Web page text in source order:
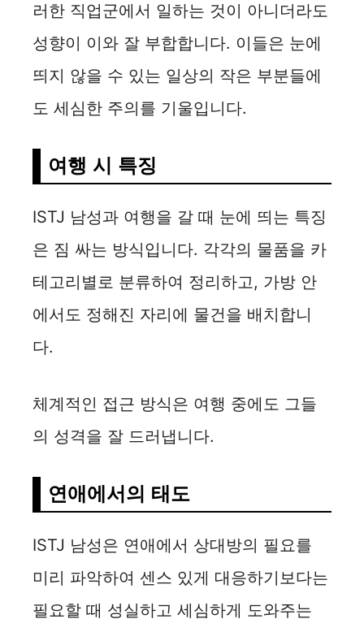
러한 직업군에서 일하는 것이 아니더라도
성향이 이와 잘 부합합니다. 이들은 눈에
띄지 않을 수 있는 일상의 작은 부분들에
도 세심한 주의를 기울입니다.
여행 시 특징
ISTJ 남성과 여행을 갈 때 눈에 띄는 특징
은 짐 싸는 방식입니다. 각각의 물품을 카
테고리별로 분류하여 정리하고, 가방 안
에서도 정해진 자리에 물건을 배치합니
다.
체계적인 접근 방식은 여행 중에도 그들
의 성격을 잘 드러냅니다.
연애에서의 태도
ISTJ 남성은 연애에서 상대방의 필요를
미리 파악하여 센스 있게 대응하기보다는
필요할 때 성실하고 세심하게 도와주는